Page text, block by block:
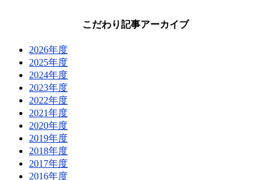
こだわり記事アーカイブ
2026年度
2025年度
2024年度
2023年度
2022年度
2021年度
2020年度
2019年度
2018年度
2017年度
2016年度